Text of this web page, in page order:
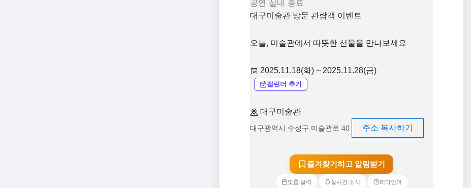
공연 실내 종료
대구미술관 방문 관람객 이벤트
오늘, 미술관에서 따뜻한 선물을 만나보세요
2025.11.18(화) ~ 2025.11.28(금)
캘린더 추가
대구미술관
대구광역시 수성구 미술관로 40 주소 복사하기
즐겨찾기하고 알림받기
맞춤 달력 실시간 소식 리마인더